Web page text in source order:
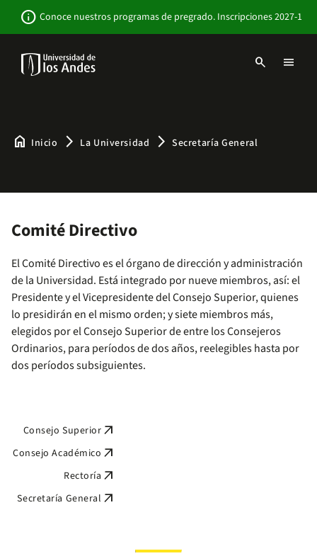
contenido
info Conoce nuestros programas de pregrado. Inscripciones 2027-1
search menu
home Inicio arrow_forward_ios La Universidad arrow_forward_ios Secretaría General
Comité Directivo
El Comité Directivo es el órgano de dirección y administración
de la Universidad. Está integrado por nueve miembros, así: el
Presidente y el Vicepresidente del Consejo Superior, quienes
lo presidirán en el mismo orden; y siete miembros más,
elegidos por el Consejo Superior de entre los Consejeros
Ordinarios, para períodos de dos años, reelegibles hasta por
dos períodos subsiguientes.
Consejo Superior arrow_outward
Consejo Académico arrow_outward
Rectoría arrow_outward
Secretaría General arrow_outward